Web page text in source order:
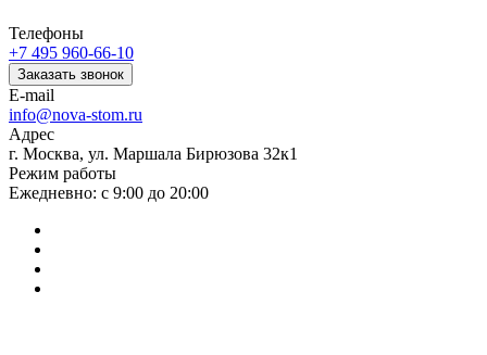
Телефоны
+7 495 960-66-10
Заказать звонок
E-mail
info@nova-stom.ru
Адрес
г. Москва, ул. Маршала Бирюзова 32к1
Режим работы
Ежедневно: с 9:00 до 20:00